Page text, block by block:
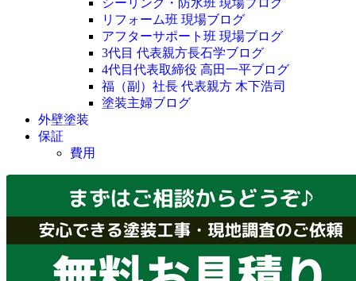
リフォーム班 現場ブログ
アフターサポート班 現場ブログ
3代目 代表親方長石学ブログ
4代目代表取締役 高田一平ブログ
福（副）社長 代表親方 木下浩司
塗装主婦ブログ
外壁塗装
保証
費用